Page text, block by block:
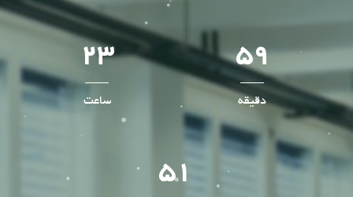
23
ساعت
59
دقیقه
49